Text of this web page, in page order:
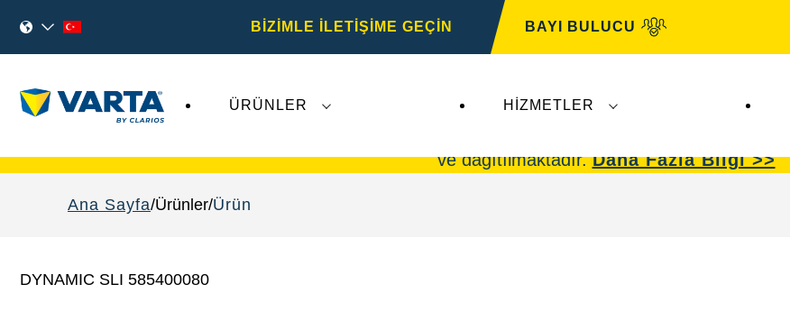
BİZİMLE İLETİŞİME GEÇİN BAYI BULUCU
ÜRÜNLER HIZMETLER
ve dağıtılmaktadır.Daha Fazla Bilgi >>
Ana Sayfa Ürünler Ürün
DYNAMIC SLI 585400080